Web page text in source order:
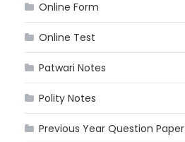
Online Form
Online Test
Patwari Notes
Polity Notes
Previous Year Question Paper